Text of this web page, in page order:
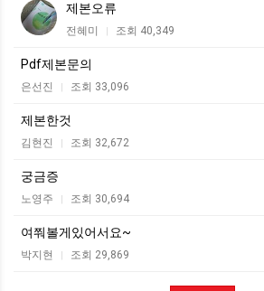
제본오류
전혜미 조회 40,349
Pdf제본문의
은선진 조회 33,096
제본한것
김현진 조회 32,672
궁금증
노영주 조회 30,694
여쭤볼게있어서요~
박지현 조회 29,869